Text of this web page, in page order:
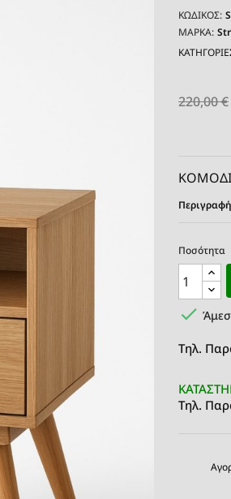
ΚΩΔΙΚΌΣ:
ΜΆΡΚΑ:
220,00 €
Ποσότητα

Τηλ.
Τηλ.